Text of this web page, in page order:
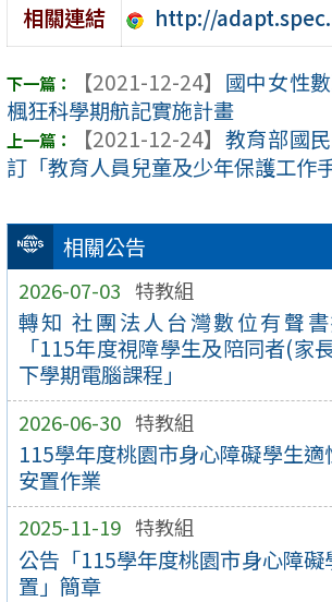
相關公告
2026-07-03 特教組
轉知 社團法人台灣數位有聲
「115年度視障學生及陪同者(家
下學期電腦課程」
2026-06-30 特教組
115學年度桃園市身心障礙學生
安置作業
2025-11-19 特教組
公告「115學年度桃園市身心障礙
置」簡章
相關連結
http://
【2021-12-24】 國中女性
楓狂科學期航記實施計畫
【2021-12-24】 教育部國
訂「教育人員兒童及少年保護工作手